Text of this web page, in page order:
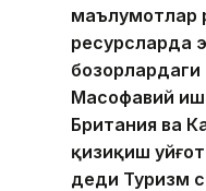
маълумотлар
ресурсларда
бозорлардаги
Масофавий иш
Британия ва
қизиқиш
деди Туризм